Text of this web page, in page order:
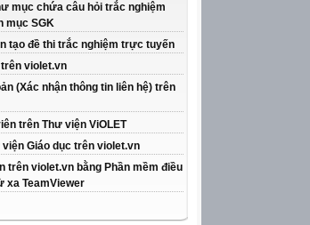
mục chứa câu hỏi trắc nghiệm
mục SGK
tạo đề thi trắc nghiệm trực tuyến
violet.vn
(Xác nhận thông tin liên hệ) trên
trên Thư viện ViOLET
Giáo dục trên violet.vn
trên violet.vn bằng Phần mềm điều
xa TeamViewer